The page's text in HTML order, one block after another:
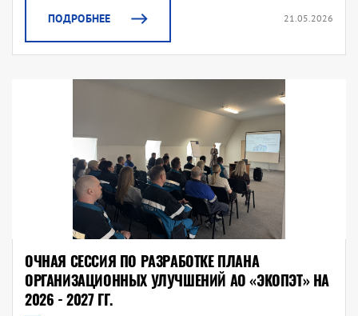
ПОДРОБНЕЕ 21.05.2026
ОЧНАЯ СЕССИЯ ПО РАЗРАБОТКЕ ПЛАНА
ОРГАНИЗАЦИОННЫХ УЛУЧШЕНИЙ АО «ЭКОПЭТ» НА
2026 - 2027 ГГ.